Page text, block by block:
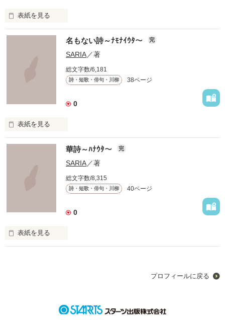
白い雲
表紙を見る
辛イ
ソレデモ私ハ
生キテイル…
※この作品は漢字とカタカナだけで書いてます。読みづらいと
名もない詩～ﾅﾓﾅｲｳﾀ～ 完
SARIA／著
総文字数/6,181
詩・短歌・俳句・川柳 38ページ
0
表紙を見る
名も付けず
日々書き綴った詩。
あたしはあの時、何を想って書いたのだろう…？
全部写したら一応編集予定。
華詩～ﾊﾅｳﾀ～ 完
SARIA／著
総文字数/8,315
詩・短歌・俳句・川柳 40ページ
0
表紙を見る
プロフィールに戻る